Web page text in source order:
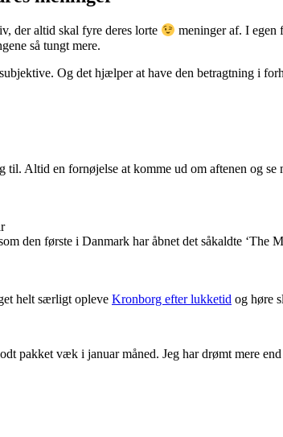
der altid skal fyre deres lorte
meninger af. I egen
så tungt mere.
Og det hjælper at have den betragtning i
til. Altid en fornøjelse at komme ud om aftenen og se
den første i Danmark har åbnet det såkaldte
helt særligt opleve Kronborg efter lukketid og høre
pakket væk i januar måned. Jeg har drømt mere